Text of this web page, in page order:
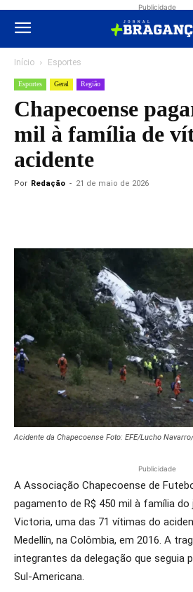
Publicidade
Início Esportes
Esportes Geral Região
Chapecoense
mil à família de
acidente
Por Redação - 21 de maio de 2026
Acidente da Chapecoense Foto: EFE/Lucho
Publicidade
A Associação Chapecoense de
pagamento de R$ 450 mil à família do
Victoria, uma das 71 vítimas do
Medellín, na Colômbia, em 2016. A
integrantes da delegação que seguia
Sul-Americana.